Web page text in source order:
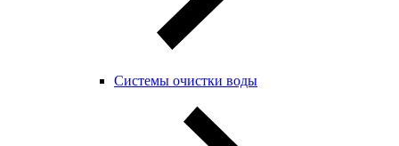
Системы очистки воды